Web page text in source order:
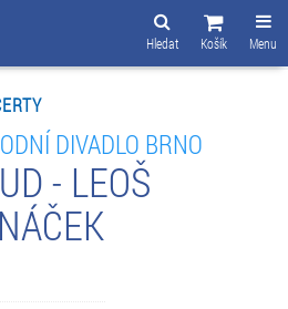
Menu
Košík
Hledat
DIVADLO BRNO
- LEOŠ